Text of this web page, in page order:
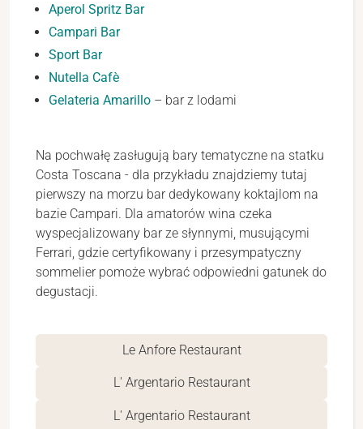
Aperol Spritz Bar
Campari Bar
Sport Bar
Nutella Cafè
Gelateria Amarillo – bar z lodami
Na pochwałę zasługują bary tematyczne na statku
Costa Toscana - dla przykładu znajdziemy tutaj
pierwszy na morzu bar dedykowany koktajlom na
bazie Campari. Dla amatorów wina czeka
wyspecjalizowany bar ze słynnymi, musującymi
Ferrari, gdzie certyfikowany i przesympatyczny
sommelier pomoże wybrać odpowiedni gatunek do
degustacji.
Le Anfore Restaurant
L' Argentario Restaurant
L' Argentario Restaurant